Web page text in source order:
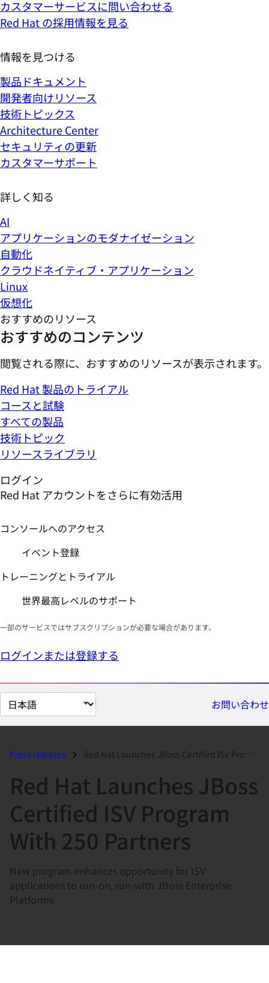
カスタマーサービスに問い合わせる
Red Hat の採用情報を見る
情報を見つける
製品ドキュメント
開発者向けリソース
技術トピックス
Architecture Center
セキュリティの更新
カスタマーサポート
詳しく知る
AI
アプリケーションのモダナイゼーション
自動化
クラウドネイティブ・アプリケーション
Linux
仮想化
おすすめのリソース
おすすめのコンテンツ
閲覧される際に、おすすめのリソースが表示されます。
Red Hat 製品のトライアル
コースと試験
すべての製品
技術トピック
リソースライブラリ
ログイン
Red Hat アカウントをさらに有効活用
コンソールへのアクセス
イベント登録
トレーニングとトライアル
世界最高レベルのサポート
一部のサービスではサブスクリプションが必要な場合があります。
ログインまたは登録する
ペ
ー
の
お問い合わせ
Press releases Red Hat Launches JBoss Certified ISV Program With 250 Partners...
Red Hat Launches JBoss
Certified ISV Program
With 250 Partners
New program enhances opportunity for ISV
applications to run-on, run-with JBoss Enterprise
Platforms